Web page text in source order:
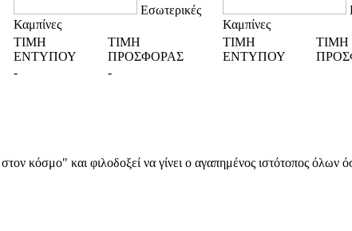
Εσωτερικές
Καμπίνες
Καμπίνες
ΤΙΜΗ
ΕΝΤΥΠΟΥ
ΤΙΜΗ
ΠΡΟΣΦΟΡΑΣ
ΤΙΜΗ
ΕΝΤΥΠΟΥ
ΤΙΜΗ
- -
κόσμο" και φιλοδοξεί να γίνει ο αγαπημένος ιστότοπος